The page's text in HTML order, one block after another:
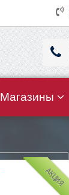
Магазины
АКЦИЯ